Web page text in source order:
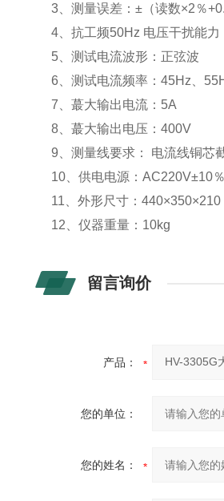
3、测量误差：±（读数×2％
4、抗工频50Hz 电压干扰能力
5、测试电流波形：正弦波
6、测试电流频率：45Hz、
7、蕞大输出电流：5A
8、蕞大输出电压：400V
9、测量线要求： 电流线铜芯
10、供电电源：AC220V±10
11、外形尺寸：440×350×210
12、仪器重量：10kg
留言询价
产品：
您的单位：
您的姓名：